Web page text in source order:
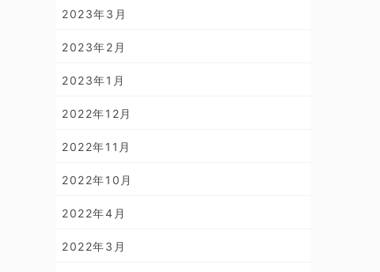
2023年3月
2023年2月
2023年1月
2022年12月
2022年11月
2022年10月
2022年4月
2022年3月